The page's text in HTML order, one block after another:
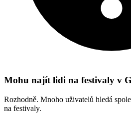
Mohu najít lidi na festivaly v
Rozhodně. Mnoho uživatelů hledá
na festivaly.